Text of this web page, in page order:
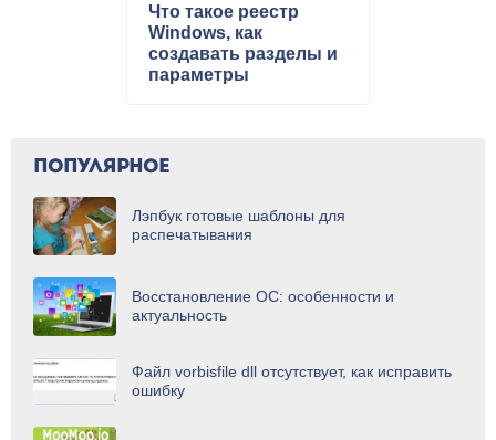
Что такое реестр
Windows, как
создавать разделы и
параметры
ПОПУЛЯРНОЕ
Лэпбук готовые шаблоны для
распечатывания
Восстановление ОС: особенности и
актуальность
Файл vorbisfile dll отсутствует, как исправить
ошибку